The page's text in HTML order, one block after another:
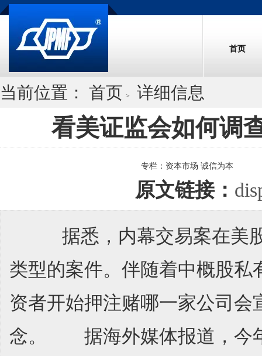
首页
当前位置： 首页 > 详细信息
看美证监会如何调
专栏： 资本市场 诚信为本
原文链接：
据悉，内幕交易案在美股
类型的案件。伴随着中概股
资者开始押注赌哪一家公司
念。 据海外媒体报道，今年